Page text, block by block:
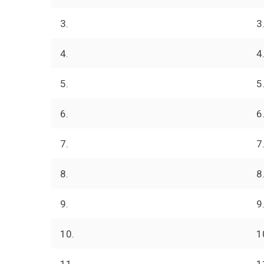
3. 3.
4. 4.
5. 5.
6. 6.
7. 7.
8. 8.
9. 9.
10.